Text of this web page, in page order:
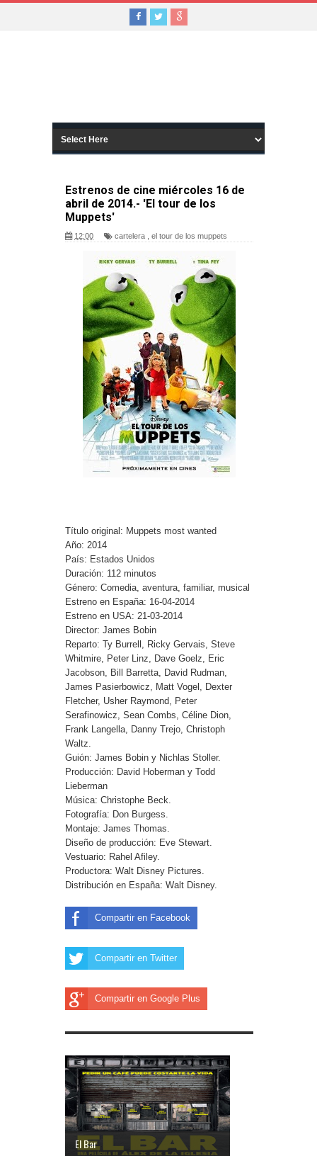
Estrenos de cine miércoles 16 de
abril de 2014.- 'El tour de los
Muppets'
12:00 cartelera el tour de los muppets
Título original: Muppets most wanted
Año: 2014
País: Estados Unidos
Duración: 112 minutos
Género: Comedia, aventura, familiar, musical
Estreno en España: 16-04-2014
Estreno en USA: 21-03-2014
Director: James Bobin
Reparto: Ty Burrell, Ricky Gervais, Steve
Whitmire, Peter Linz, Dave Goelz, Eric
Jacobson, Bill Barretta, David Rudman,
James Pasierbowicz, Matt Vogel, Dexter
Fletcher, Usher Raymond, Peter
Serafinowicz, Sean Combs, Céline Dion,
Frank Langella, Danny Trejo, Christoph
Waltz.
Guión: James Bobin y Nichlas Stoller.
Producción: David Hoberman y Todd
Lieberman
Música: Christophe Beck.
Fotografía: Don Burgess.
Montaje: James Thomas.
Diseño de producción: Eve Stewart.
Vestuario: Rahel Afiley.
Productora: Walt Disney Pictures.
Distribución en España: Walt Disney.
Compartir en Facebook
Compartir en Twitter
Compartir en Google Plus
El Bar